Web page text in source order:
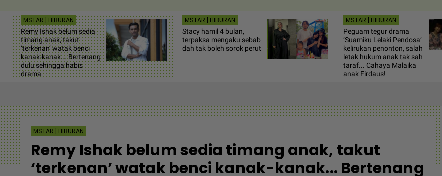
MSTAR | HIBURAN
Remy Ishak belum sedia
timang anak, takut
‘terkenan’ watak benci
kanak-kanak... Bertenang
dulu sehingga habis
drama
MSTAR | HIBURAN
Stacy hamil 4 bulan,
terpaksa mengaku sebab
dah tak boleh sorok perut
MSTAR | HIBURAN
Peguam tegur drama
‘Suamiku Lelaki Pendosa’
kelirukan penonton, salah
letak hukum anak tak sah
taraf... Cahaya Malaika
anak Firdaus!
MSTAR | HIBURAN
Remy Ishak belum sedia timang anak, takut
‘terkenan’ watak benci kanak-kanak... Bertenang